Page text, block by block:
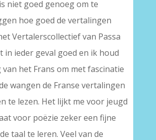
niet goed genoeg om te
hoe goed de vertalingen
Vertalerscollectief van Passa
in ieder geval goed en ik houd
het Frans om met fascinatie
wangen de Franse vertalingen
te lezen. Het lijkt me voor jeugd
voor poëzie zeker een fijne
taal te leren. Veel van de